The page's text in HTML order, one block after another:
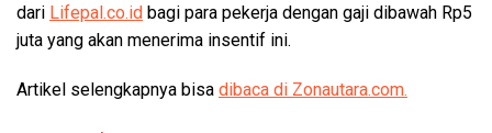
dari Lifepal.co.id bagi para pekerja dengan gaji dibawah Rp5
juta yang akan menerima insentif ini.
Artikel selengkapnya bisa dibaca di Zonautara.com.